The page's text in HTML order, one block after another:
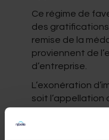
Ce régime de
des gratifications
remise de la
proviennent de
d’entreprise.
L’exonération
soit l’appellation
primes,